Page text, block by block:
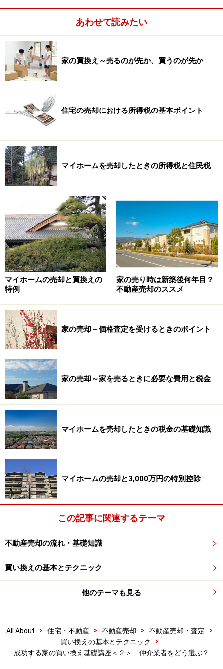
■一般媒介のいいところ
また、急いでいない！時間が掛かってもいいから最高値
で絶対に売りたい！そういう方には、
はありません。複数の依頼先を競争させて、高い方を選
ぶと言う選択の主体性を握っているわけですから、専属
専任のときのような「あなた任せ」の不安はありませ
ん。ただ、自分の物件評価に対する過信がありすぎては
悪循環におちいります。本人以外の他人や潜在客にとっ
無駄と言うものです。時間をかけて高く売れる時代では
ありません。
※記事内容は執筆時点のものです。最新の内容をご確認くださ
い。
次のページへ
あわせて読みたい
家の買換え～売るのが先か、買うのが先か
住宅の売却における所得税の基本ポイント
マイホームを売却したときの所得税と住民税
マイホームの売却と買換えの
特例
家の売り時は新築後何年目？
不動産売却のススメ
家の売却～価格査定を受けるときのポイント
家の売却～家を売るときに必要な費用と税金
マイホームを売却したときの税金の基礎知識
マイホームの売却と3,000万円の特別控除
この記事に関連するテーマ
不動産売却の流れ・基礎知識
買い換えの基本とテクニック
他のテーマも見る
All About > 住宅・不動産 > 不動産売却 > 不動産売却・査定
>
買い換えの基本とテクニック
>
成功する家の買い換え基礎講座＜２＞ 仲介業者をどう選ぶ？